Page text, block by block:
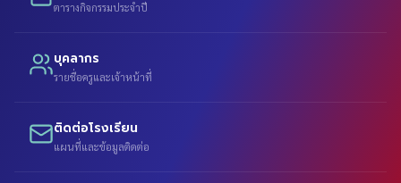
ตารางกิจกรรมประจำปี
บุคลากร
รายชื่อครูและเจ้าหน้าที่
ติดต่อโรงเรียน
แผนที่และข้อมูลติดต่อ